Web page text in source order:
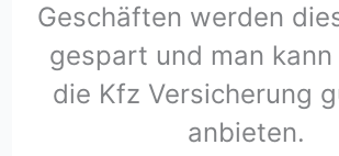
Geschäften werden
gespart und man
die Kfz Versicherung
anbieten.